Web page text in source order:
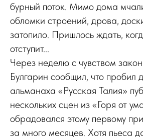
бурный поток. Мимо дома
обломки строений, дрова,
затопило. Пришлось ждать,
отступит...
Через неделю с чувством
Булгарин сообщил, что пробил
альманаха «Русская Талия»
нескольких сцен из «Горя от
обрадовался этому первому
за много месяцев. Хотя пьеса